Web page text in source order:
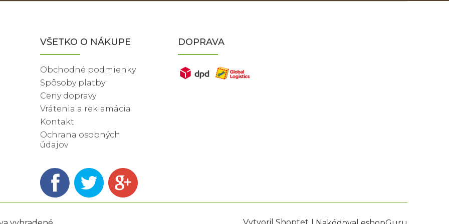
VŠETKO O NÁKUPE
Obchodné podmienky
Spôsoby platby
Ceny dopravy
Vrátenia a reklamácia
Kontakt
Ochrana osobných
údajov
DOPRAVA